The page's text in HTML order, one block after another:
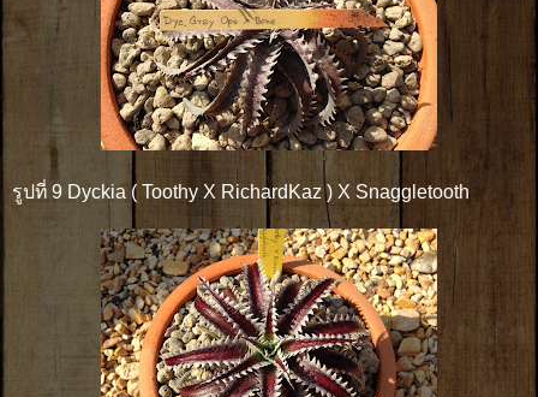
รูปที่ 9 Dyckia ( Toothy X RichardKaz ) X Snaggletooth